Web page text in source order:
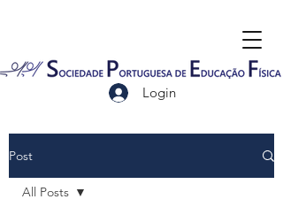
Login
Post
All Posts